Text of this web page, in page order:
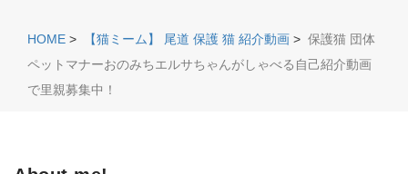
HOME > 【猫ミーム】 尾道 保護 猫 紹介動画 > 保護猫 団体
ペットマナーおのみちエルサちゃんがしゃべる自己紹介動画
で里親募集中！